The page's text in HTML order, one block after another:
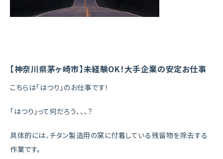
【神奈川県茅ヶ崎市】未経験OK！大手企業の安定お仕事
こちらは「はつり」のお仕事です！
「はつり」って何だろう、、、？
具体的には、チタン製造用の窯に付着している残留物を除去する
作業です。